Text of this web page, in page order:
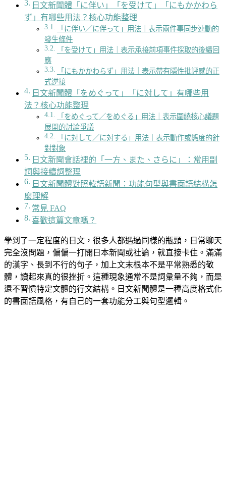
日文新聞體「に伴い」「を受けて」「にもかかわら
ず」有哪些用法？核心功能整理
「に伴い／に伴って」用法｜表示兩件事同步連動的
發生條件
「を受けて」用法｜表示承接前項事件採取的後續回
應
「にもかかわらず」用法｜表示帶有隱性批評感的正
式逆接
日文新聞體「をめぐって」「に対して」有哪些用
法？核心功能整理
「をめぐって／をめぐる」用法｜表示圍繞核心議題
展開的討論爭議
「に対して／に対する」用法｜表示動作或態度的針
對對象
日文新聞會話裡的「一方、また、さらに」：常用副
詞與接續詞整理
日文新聞體對照韓語新聞：功能句型與書面語結構怎
麼理解
常見 FAQ
喜歡這篇文章嗎？
學到了一定程度的日文，很多人都遇過同樣的瓶頸，日常聊天
完全沒問題，偏偏一打開日本新聞或社論，就直接卡住。滿滿
的漢字、長到不行的句子，加上文末根本不是平常熟悉的敬
體，讀起來真的很挫折。這種現象通常不是詞彙量不夠，而是
還不習慣特定文體的行文結構。日文新聞體是一種高度格式化
的書面語風格，有自己的一套功能分工與句型邏輯。